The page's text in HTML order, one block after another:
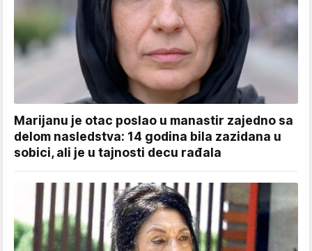
Marijanu je otac poslao u manastir zajedno sa
delom nasledstva: 14 godina bila zazidana u
sobici, ali je u tajnosti decu rađala